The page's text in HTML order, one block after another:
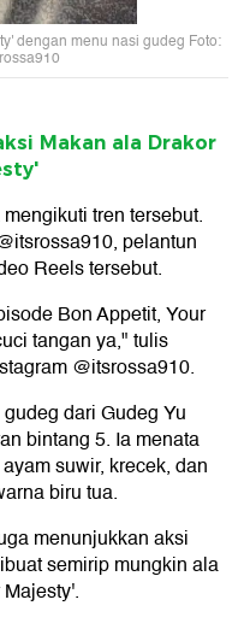
dengan menu nasi gudeg Foto:
Makan ala Drakor
tren tersebut.
pelantun
Reels tersebut.
Bon Appetit, Your
tangan ya," tulis
@itsrossa910.
dari Gudeg Yu
bintang 5. Ia menata
suwir, krecek, dan
biru tua.
menunjukkan aksi
semirip mungkin ala